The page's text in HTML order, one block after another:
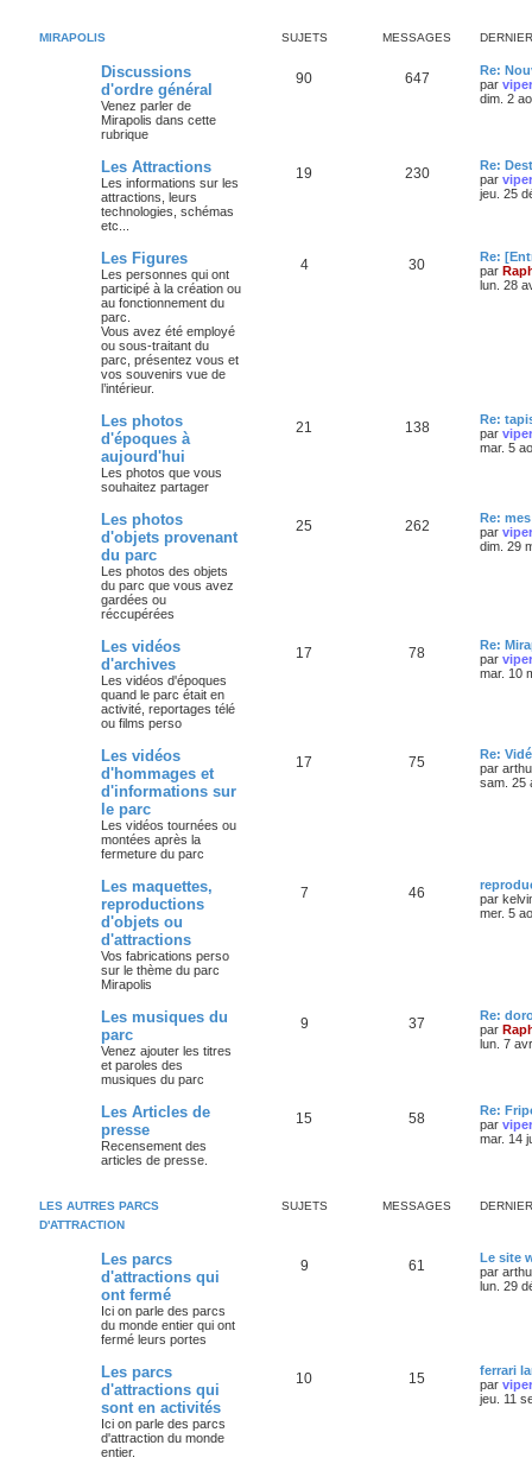
MIRAPOLIS SUJETS MESSAGES
Discussions
d'ordre général
Venez parler de
Mirapolis dans cette
rubrique
90 647
Re:
par
dim. 2
Les Attractions
Les informations sur les
attractions, leurs
technologies, schémas
etc...
19 230
Re:
par
jeu. 25
Les Figures
Les personnes qui ont
participé à la création ou
au fonctionnement du
parc.
Vous avez été employé
ou sous-traitant du
parc, présentez vous et
vos souvenirs vue de
l’intérieur.
4 30
Re:
par
lun. 28
Les photos
d'époques à
aujourd'hui
Les photos que vous
souhaitez partager
21 138
Re:
par
mar. 5
Les photos
d'objets provenant
du parc
Les photos des objets
du parc que vous avez
gardées ou
réccupérées
25 262
Re:
par
dim. 29
Les vidéos
d'archives
Les vidéos d'époques
quand le parc était en
activité, reportages télé
ou films perso
17 78
Re:
par
mar. 10
Les vidéos
d'hommages et
d'informations sur
le parc
Les vidéos tournées ou
montées après la
fermeture du parc
17 75
Re:
par
sam. 25
Les maquettes,
reproductions
d'objets ou
d'attractions
Vos fabrications perso
sur le thème du parc
Mirapolis
7 46
par
mer. 5
Les musiques du
parc
Venez ajouter les titres
et paroles des
musiques du parc
9 37
Re:
par
lun. 7
Les Articles de
presse
Recensement des
articles de presse.
15 58
Re:
par
mar. 14
LES AUTRES PARCS
D'ATTRACTION
SUJETS MESSAGES
Les parcs
d'attractions qui
ont fermé
Ici on parle des parcs
du monde entier qui ont
fermé leurs portes
9 61
Le site
par
lun. 29
Les parcs
d'attractions qui
sont en activités
Ici on parle des parcs
d'attraction du monde
entier.
10 15
ferrari
par
jeu. 11